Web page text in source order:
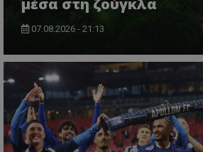
07.08.2026 - 21:13